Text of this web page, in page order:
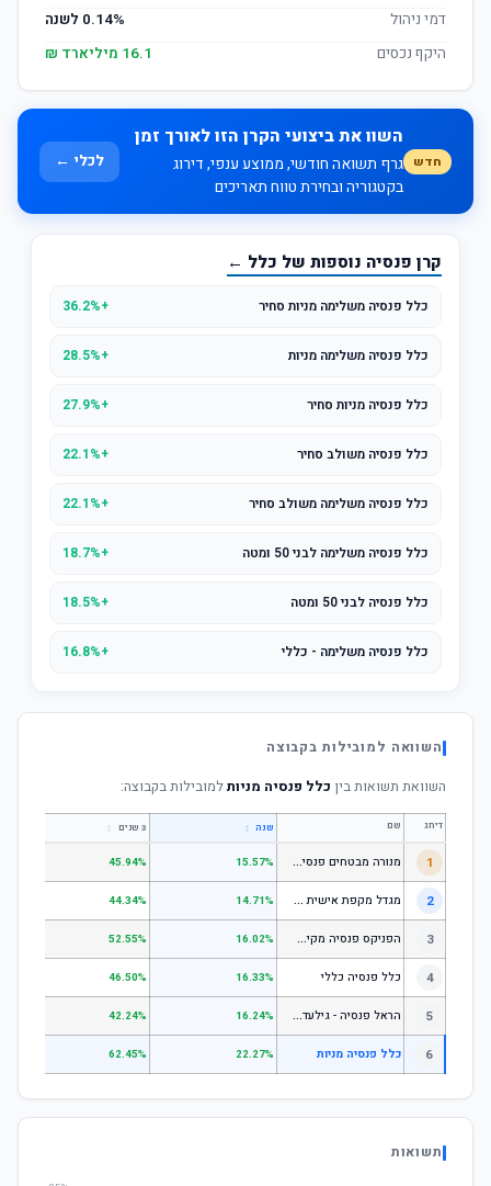
דמי ניהול
0.14% לשנה
היקף נכסים
16.1 מיליארד ₪
חדש
השוו את ביצועי הקרן הזו לאורך זמן
גרף תשואה חודשי, ממוצע ענפי, דירוג
בקטגוריה ובחירת טווח תאריכים
לכלי ←
קרן פנסיה נוספות של כלל ←
כלל פנסיה משלימה מניות סחיר +36.2%
כלל פנסיה משלימה מניות +28.5%
כלל פנסיה מניות סחיר +27.9%
כלל פנסיה משולב סחיר +22.1%
כלל פנסיה משלימה משולב סחיר +22.1%
כלל פנסיה משלימה לבני 50 ומטה +18.7%
כלל פנסיה לבני 50 ומטה +18.5%
כלל פנסיה משלימה - כללי +16.8%
השוואה למובילות בקבוצה
השוואת תשואות בין כלל פנסיה מניותלמובילות בקבוצה:
דירוג שם שנה ↕ 3 שנים ↕
1 מ
נורה מבטחים פנסיה - כללי 15.57%
45.94%
2 מ
גדל מקפת אישית כללי 14.71%
44.34%
3 ה
פניקס פנסיה מקיפה - מסלול לבני 50 ומטה 16.02%
52.55%
4 כלל פנסיה כללי 16.33%
46.50%
5 ה
ראל פנסיה - גילעד כללי 16.24%
42.24%
6 כלל פנסיה מניות 22.27%
62.45%
תשואות